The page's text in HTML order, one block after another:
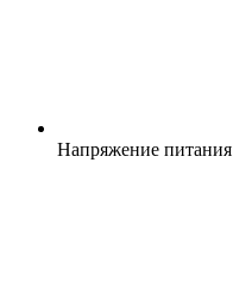
Напряжение питания